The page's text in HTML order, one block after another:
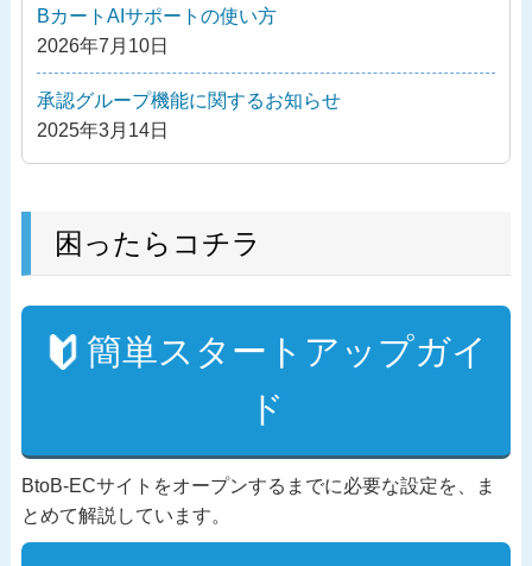
BカートAIサポートの使い方
2026年7月10日
承認グループ機能に関するお知らせ
2025年3月14日
困ったらコチラ
簡単スタートアップガイ
ド
BtoB-ECサイトをオープンするまでに必要な設定を、ま
とめて解説しています。